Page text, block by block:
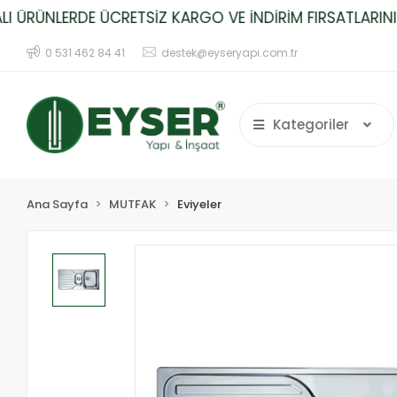
ÜCRETSİZ KARGO VE İNDİRİM FIRSATLARINI
0 531 462 84 41 destek@eyseryapi.com.tr
Kategoriler
Ana Sayfa MUTFAK Eviyeler